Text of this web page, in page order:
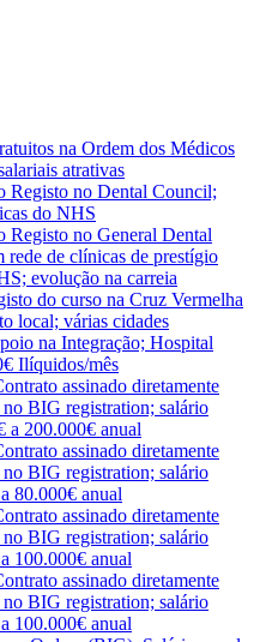
na Ordem dos Médicos
atrativas
Registo no Dental Council;
do NHS
Registo no General Dental
rede de clínicas de prestígio
evolução na carreia
do curso na Cruz Vermelha
local; várias cidades
na Integração; Hospital
Ilíquidos/mês
assinado diretamente
BIG registration; salário
a 200.000€ anual
assinado diretamente
BIG registration; salário
80.000€ anual
assinado diretamente
BIG registration; salário
100.000€ anual
assinado diretamente
BIG registration; salário
100.000€ anual